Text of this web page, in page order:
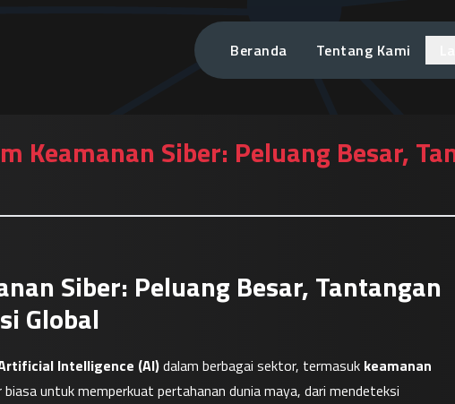
Beranda Tentang Kami
Keamanan Siber: Peluang Besar,
Siber: Peluang Besar, Tantangan
Global
Intelligence (AI) dalam berbagai sektor, termasuk keamanan
untuk memperkuat pertahanan dunia maya, dari mendeteksi